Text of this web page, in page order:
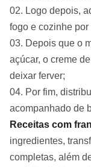
Logo depois,
fogo e cozinhe
Depois que o
açúcar, o creme
deixar ferver;
Por fim,
acompanhado de
Receitas com
ingredientes,
completas, além